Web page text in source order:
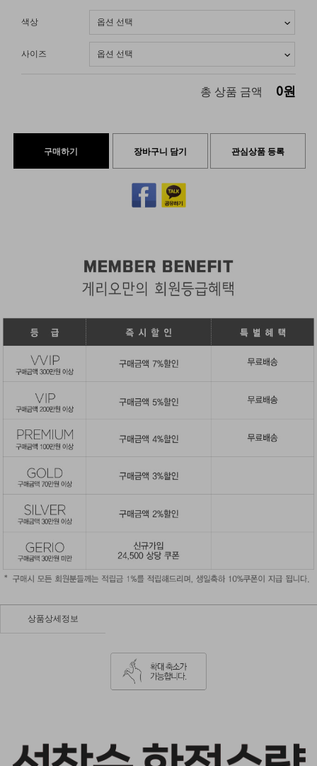
색상
사이즈
총 상품 금액 0원
구매하기 장바구니 담기 관심상품 등록
상품상세정보